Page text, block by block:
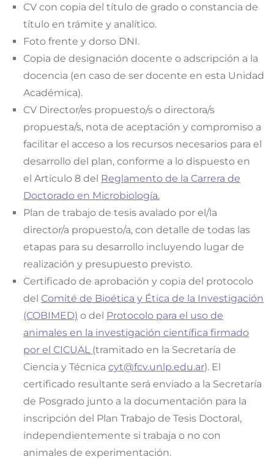
CV con copia del título de grado o constancia de
título en trámite y analítico.
Foto frente y dorso DNI.
Copia de designación docente o adscripción a la
docencia (en caso de ser docente en esta Unidad
Académica).
CV Director/es propuesto/s o directora/s
propuesta/s, nota de aceptación y compromiso a
facilitar el acceso a los recursos necesarios para el
desarrollo del plan, conforme a lo dispuesto en
el Artículo 8 del Reglamento de la Carrera de
Doctorado en Microbiología.
Plan de trabajo de tesis avalado por el/la
director/a propuesto/a, con detalle de todas las
etapas para su desarrollo incluyendo lugar de
realización y presupuesto previsto.
Certificado de aprobación y copia del protocolo
del Comité de Bioética y Ética de la Investigación
(COBIMED) o del Protocolo para el uso de
animales en la investigación científica firmado
por el CICUAL (tramitado en la Secretaría de
Ciencia y Técnicacyt@fcv.unlp.edu.ar). El
certificado resultante será enviado a la Secretaría
de Posgrado junto a la documentación para la
inscripción del Plan Trabajo de Tesis Doctoral,
independientemente si trabaja o no con
animales de experimentación.